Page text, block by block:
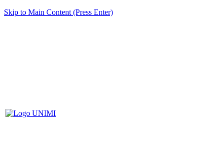
Skip to Main Content (Press Enter)